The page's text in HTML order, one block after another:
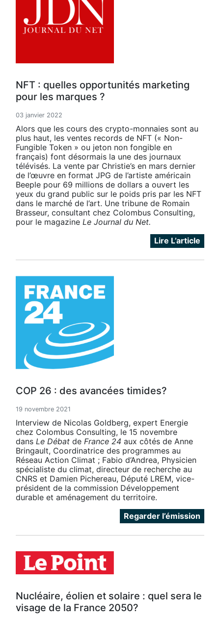
NFT : quelles opportunités marketing
pour les marques ?
03 janvier 2022
Alors que les cours des crypto-monnaies sont au
plus haut, les ventes records de NFT (« Non-
Fungible Token » ou jeton non fongible en
français) font désormais la une des journaux
télévisés. La vente par Christie’s en mars dernier
de l’œuvre en format JPG de l’artiste américain
Beeple pour 69 millions de dollars a ouvert les
yeux du grand public sur le poids pris par les NFT
dans le marché de l’art. Une tribune de Romain
Brasseur, consultant chez Colombus Consulting,
pour le magazine Le Journal du Net.
Lire L’article
COP 26 : des avancées timides?
19 novembre 2021
Interview de Nicolas Goldberg, expert Energie
chez Colombus Consulting, le 15 novembre
dans Le Débat de France 24 aux côtés de Anne
Bringault, Coordinatrice des programmes au
Réseau Action Climat ; Fabio d’Andrea, Physicien
spécialiste du climat, directeur de recherche au
CNRS et Damien Pichereau, Député LREM, vice-
président de la commission Développement
durable et aménagement du territoire.
Regarder l’émission
Nucléaire, éolien et solaire : quel sera le
visage de la France 2050?